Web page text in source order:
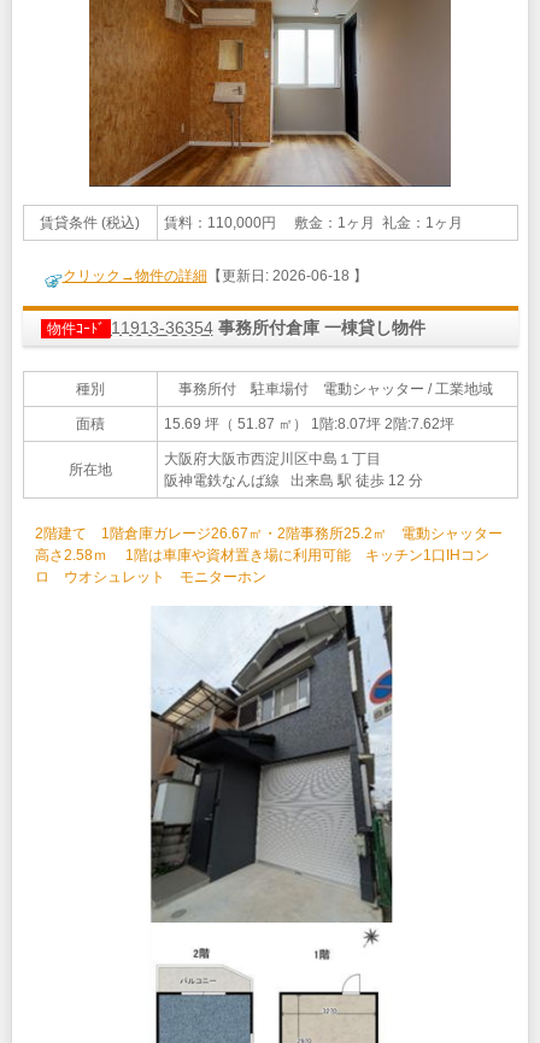
賃貸条件 (税込) 賃料：110,000円 敷金：1ヶ月 礼金：1ヶ月
クリック→物件の詳細 【更新日: 2026-06-18 】
物件ｺｰﾄﾞ 11913-36354 事務所付倉庫 一棟貸し物件
種別 事務所付 駐車場付 電動シャッター / 工業地域
面積 15.69 坪（ 51.87 ㎡） 1階:8.07坪 2階:7.62坪
所在地
大阪府大阪市西淀川区中島１丁目
阪神電鉄なんば線 出来島 駅 徒歩 12 分
2階建て 1階倉庫ガレージ26.67㎡・2階事務所25.2㎡ 電動シャッター
高さ2.58ｍ 1階は車庫や資材置き場に利用可能 キッチン1口IHコン
ロ ウオシュレット モニターホン